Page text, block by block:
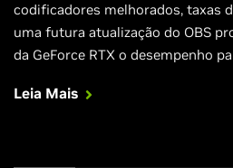
codificadores melhorados, taxas
uma futura atualização do OBS
da GeForce RTX o desempenho
notebook com Max-Q.
Leia Mais